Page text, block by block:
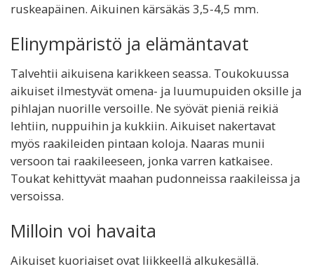
ruskeapäinen. Aikuinen kärsäkäs 3,5-4,5 mm.
Elinympäristö ja elämäntavat
Talvehtii aikuisena karikkeen seassa. Toukokuussa
aikuiset ilmestyvät omena- ja luumupuiden oksille ja
pihlajan nuorille versoille. Ne syövät pieniä reikiä
lehtiin, nuppuihin ja kukkiin. Aikuiset nakertavat
myös raakileiden pintaan koloja. Naaras munii
versoon tai raakileeseen, jonka varren katkaisee.
Toukat kehittyvät maahan pudonneissa raakileissa ja
versoissa.
Milloin voi havaita
Aikuiset kuoriaiset ovat liikkeellä alkukesällä.